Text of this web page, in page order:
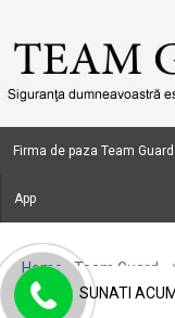
Firma de paza Team Guard
App
Home Team Guard
Guard
SUNATI ACUM